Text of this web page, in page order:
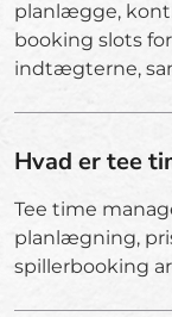
planlægge,
booking slots
indtægterne,
Hvad er tee
Tee time
planlægning,
spillerbooking